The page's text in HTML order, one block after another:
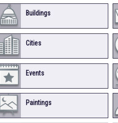
Buildings
Cities
Events
Paintings